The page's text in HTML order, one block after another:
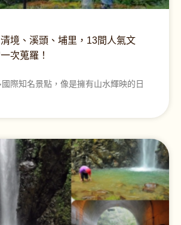
境、溪頭、埔里，13間人氣文
次蒐羅！
際知名景點，像是擁有山水輝映的日